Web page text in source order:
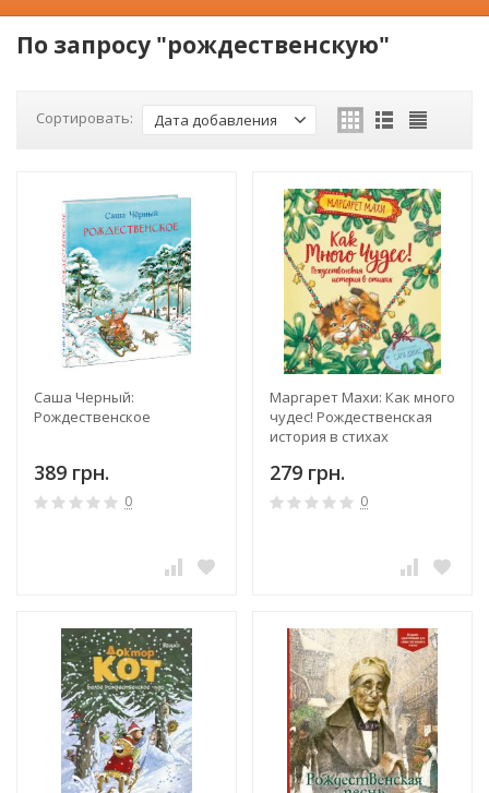
По запросу "рождественскую"
Сортировать: Дата добавления
Саша Черный:
Рождественское
389 грн.
0
Маргарет Махи: Как много
чудес! Рождественская
история в стихах
279 грн.
0